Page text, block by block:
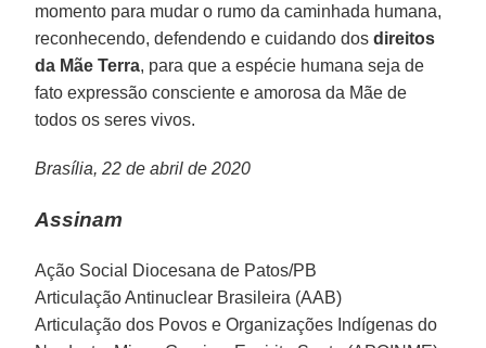
momento para mudar o rumo da caminhada humana,
reconhecendo, defendendo e cuidando dosdireitos
da Mãe Terra, para que a espécie humana seja de
fato expressão consciente e amorosa da Mãe de
todos os seres vivos.
Brasília, 22 de abril de 2020
Assinam
Ação Social Diocesana de Patos/PB
Articulação Antinuclear Brasileira (AAB)
Articulação dos Povos e Organizações Indígenas do